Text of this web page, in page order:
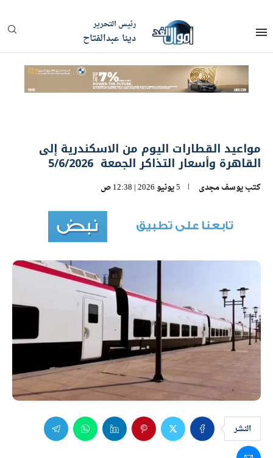
رئيس التحرير
دينا عبدالفتاح
مواعيد القطارات اليوم من الاسكندرية إلى
القاهرة وأسعار التذاكر الجمعة 5/6/2026
كتبيوسف مجدى 5 يونيو 2026 | 12:38 ص
النشر